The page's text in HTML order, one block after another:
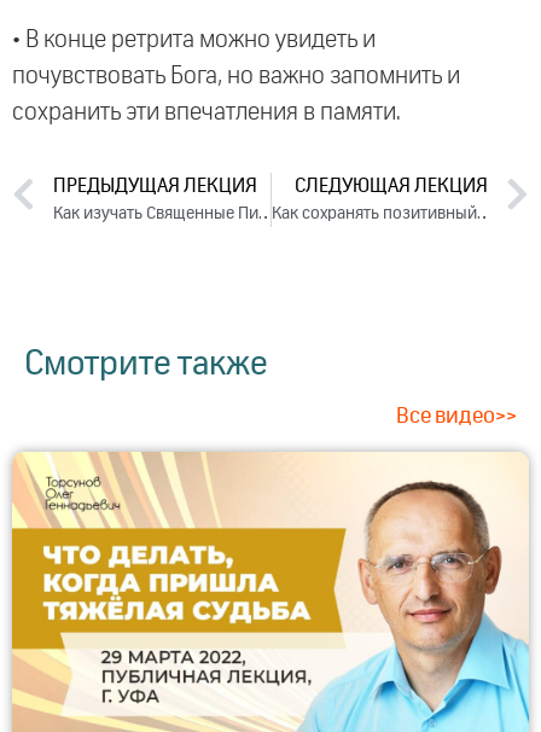
• В конце ретрита можно увидеть и
почувствовать Бога, но важно запомнить и
сохранить эти впечатления в памяти.
ПРЕДЫДУЩАЯ ЛЕКЦИЯ
Как изучать Священные Писания? Ответы на вопросы, 2023
СЛЕДУЮЩАЯ ЛЕКЦИЯ
Как сохранять позитивный настрой, когда наваливается тяжелая судьба (2023)
Смотрите также
Все видео>>